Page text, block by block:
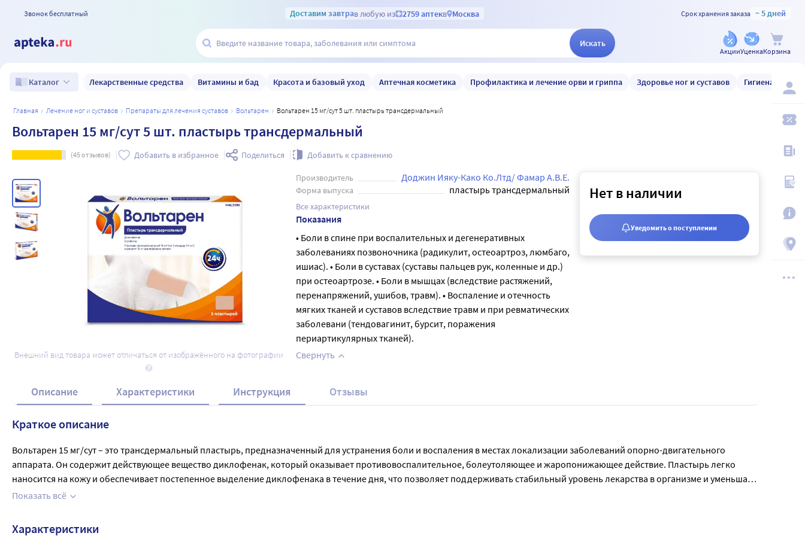
Звонок бесплатный Доставим завтрав любую из 2759 аптекв Москва Срок хранения заказа ~ 5 дней
Искать
АкцииУценкаКорзина
Каталог Лекарственные средства Витамины и бад Красота и базовый уход Аптечная косметика Профилактика и лечение орви и гриппа Здоровье ног и суставов Гигиена и уход
главная лечение ног и суставов препараты для лечения суставов вольтарен Вольтарен 15 мг/сут 5 шт. пластырь трансдермальный
Вольтарен 15 мг/сут 5 шт. пластырь трансдермальный
(45отзывов) Добавить в избранное Поделиться Добавить к сравнению
Внешний вид товара может отличаться от изображённого на фотографии
Производитель Доджин Ияку-Како Ко.Лтд/ Фамар А.В.Е.
Форма выпуска пластырь трансдермальный
Все характеристики
Показания
• Боли в спине при воспалительных и дегенеративных
заболеваниях позвоночника (радикулит, остеоартроз, люмбаго,
ишиас). • Боли в суставах (суставы пальцев рук, коленные и др.)
при остеоартрозе. • Боли в мышцах (вследствие растяжений,
перенапряжений, ушибов, травм). • Воспаление и отечность
мягких тканей и суставов вследствие травм и при ревматических
заболевани (тендовагинит, бурсит, поражения
периартикулярных тканей).
Свернуть
Нет в наличии
Уведомить о поступлении
Описание Характеристики Инструкция Отзывы
Краткое описание
Вольтарен 15 мг/сут – это трансдермальный пластырь, предназначенный для устранения боли и воспаления в местах локализации заболеваний опорно-двигательного
аппарата. Он содержит действующее вещество диклофенак, который оказывает противовоспалительное, болеутоляющее и жаропонижающее действие. Пластырь легко
наносится на кожу и обеспечивает постепенное выделение диклофенака в течение дня, что позволяет поддерживать стабильный уровень лекарства в организме и уменьшать
риск побочных эффектов. Вольтарен 1,5 мг/сут является эффективным и удобным средством для лечения многих заболеваний опорно-двигательного аппарата, таких как
Показать всё
Характеристики